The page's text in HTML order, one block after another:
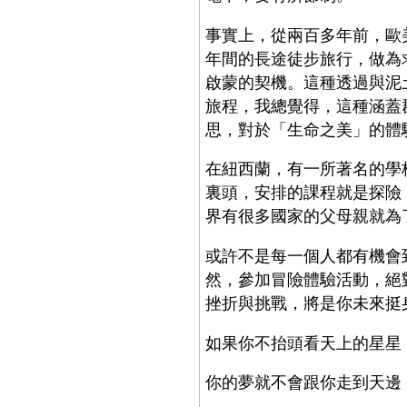
事實上，從兩百多年前，
年間的長途徒步旅行，做
啟蒙的契機。這種透過與
旅程，我總覺得，這種涵
思，對於「生命之美」的
在紐西蘭，有一所著名的
裏頭，安排的課程就是探
界有很多國家的父母親就
或許不是每一個人都有機
然，參加冒險體驗活動，
挫折與挑戰，將是你未來
如果你不抬頭看天上的星星
你的夢就不會跟你走到天邊